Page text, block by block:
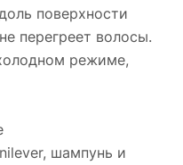
поверхности
перегреет волосы.
режиме,
шампунь и